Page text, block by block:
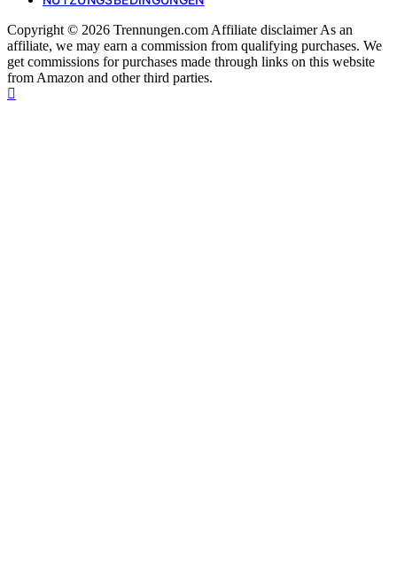
Copyright © 2026 Trennungen.com Affiliate disclaimer As an
affiliate, we may earn a commission from qualifying purchases. We
get commissions for purchases made through links on this website
from Amazon and other third parties.